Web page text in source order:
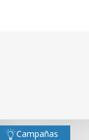
Campañas